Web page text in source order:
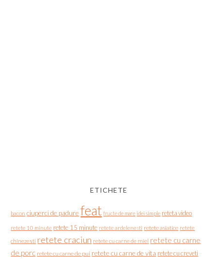
ETICHETE
bacon ciuperci de padure feat fructe de mare idei simple reteta video
retete 10 minute retete 15 minute retete ardelenesti retete asiatice retete
chinezesti retete craciun retete cu carne de miel retete cu carne
de porc retete cu carne de pui retete cu carne de vita retete cu creveti